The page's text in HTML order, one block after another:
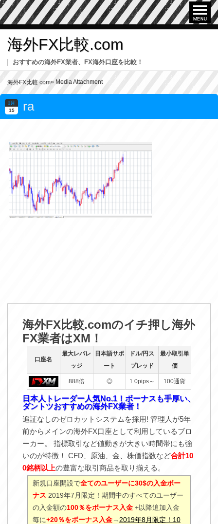
海外FX比較.com
おすすめの海外FX業者、FX海外口座を比較！
海外FX比較.com» Media Attachment
1月
15 ra
海外FX比較.comのイチ押し海外
FX業者はXM！
口座名
最大レバレ
ッジ
日本語サポ
ート
ドル/円ス
プレッド
最小取引単
価
888倍 ◎ 1.0pips～ 100通貨
日本人トレーダー人気No.1！ボーナスも手厚い、
ダントツおすすめの海外FX業者！
追証なしのゼロカットシステムを採用! 管理人が5年
前からメインの海外FX口座として利用しているブロ
ーカー。 指標取引など値動きが大きい時間帯にも強
いのが特徴！ CFD、原油、金、株価指数など合計10
0銘柄以上の豊富な取引商品を取り揃える。
新規口座開設で全てのユーザーに30$の入金ボー
ナス 2019年7月限定！期間中のすべてのユーザー
の入金額の100％をボーナス入金 +以降追加入金
毎に+20％をボーナス入金→ 2019年8月限定！10